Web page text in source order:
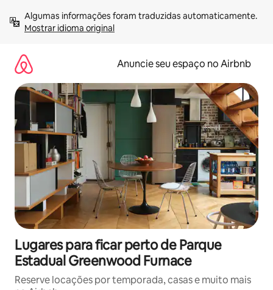
para
Mostrar idioma original
Anuncie seu espaço no Airbnb
Lugares para ficar perto de Parque
Estadual Greenwood Furnace
Reserve locações por temporada, casas e muito mais